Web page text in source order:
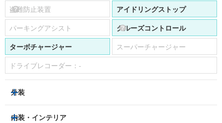
盗難防止装置
アイドリングストップ
パーキングアシスト
クルーズコントロール
ターボチャージャー
スーパーチャージャー
ドライブレコーダー： -
外装
ヘッドライト
内装・インテリア